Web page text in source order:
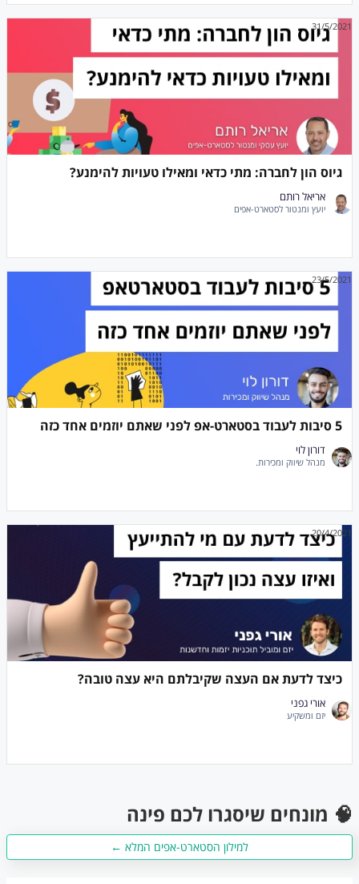
גיוס הון לחברה: מתי כדאי ומאילו טעויות להימנע?
אריאל רותם
יועץ ומנטור לסטארט-אפים
31/5/2021
5 סיבות לעבוד בסטארט-אפ לפני שאתם יוזמים אחד כזה
דורון לוי
מנהל שיווק ומכירות.
23/5/2021
כיצד לדעת אם העצה שקיבלתם היא עצה טובה?
אורי גפני
יזם ומשקיע
20/4/2021
🧠 מונחים שיסגרו לכם פינה
למילון הסטארט-אפים המלא ←